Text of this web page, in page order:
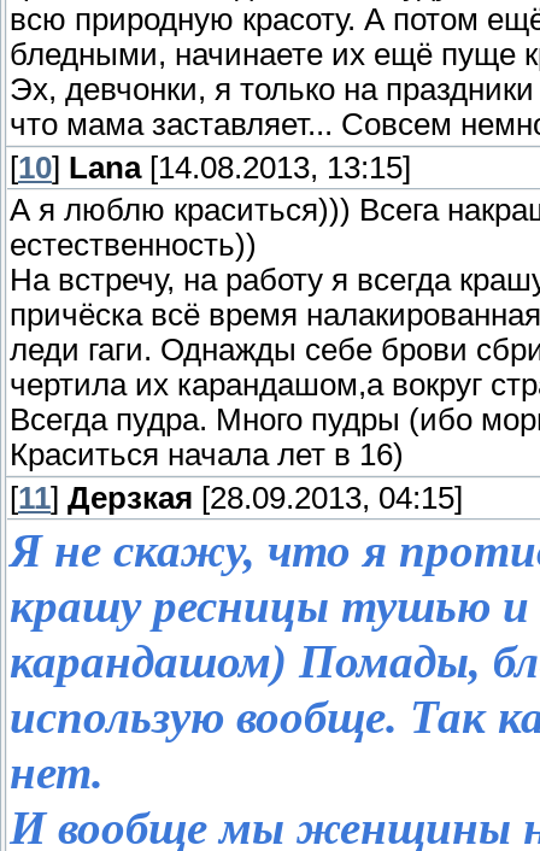
всю природную красоту. А потом
бледными, начинаете их ещё пуще
Эх, девчонки, я только на
что мама заставляет... Совсем
[10] Lana[14.08.2013, 13:15]
А я люблю краситься))) Всега
естественность))
На встречу, на работу я всегда
причёска всё время
леди гаги. Однажды себе брови
чертила их карандашом,а вокруг
Всегда пудра. Много пудры (ибо
Краситься начала лет в 16)
[11] Дерзкая [28.09.2013, 04:15]
Я не скажу, что я
крашу ресницы тушью и
карандашом) Помады,
использую вообще. Так
нет.
И вообще мы женщины